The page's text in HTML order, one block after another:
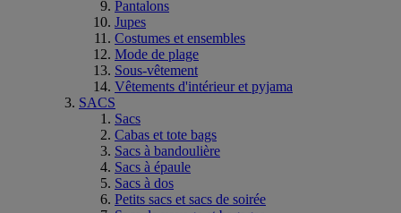
Pantalons
Jupes
Costumes et ensembles
Mode de plage
Sous-vêtement
Vêtements d'intérieur et pyjama
SACS
Sacs
Cabas et tote bags
Sacs à bandoulière
Sacs à épaule
Sacs à dos
Petits sacs et sacs de soirée